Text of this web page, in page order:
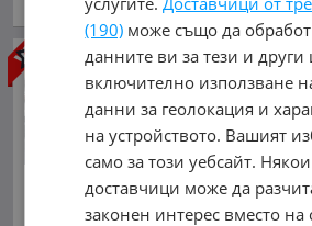
обл. Враца, гр. Враца
Renault Scenic
СКОРОСТИ
АВТОПИЛОТ
1 650 €
3 227.12 лв.
декември 2007 г.,
обл. Враца, гр. Враца
(190) може също да
данните ви за тези и други
включително използване
данни за геолокация и
на устройството. Вашият
само за този уебсайт. Някои
доставчици може да
законен интерес вместо на